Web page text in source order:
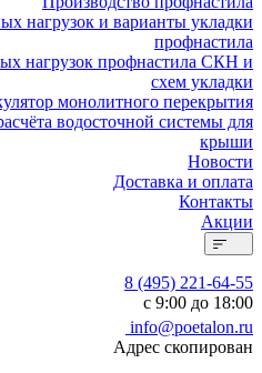
нагрузок и варианты укладки
профнастила
нагрузок профнастила СКН и
схем укладки
монолитного перекрытия
водосточной системы для
крыши
Новости
Доставка и оплата
Контакты
Акции
8 (495) 221-64-55
с 9:00 до 18:00
info@poetalon.ru
Адрес скопирован